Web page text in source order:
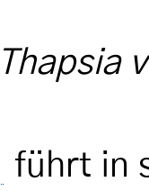
Thapsia
führt in